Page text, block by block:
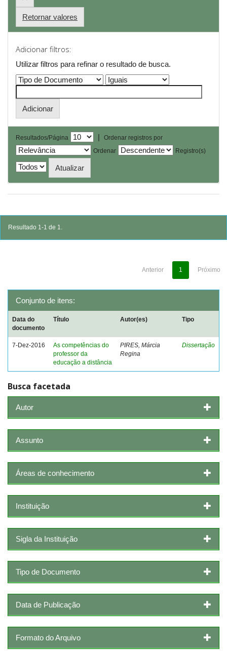
Retornar valores
Adicionar filtros:
Utilizar filtros para refinar o resultado de busca.
Resultados/Página |
Ordenar registros por
Ordenar
Registro(s)
Resultado 1-1 de 1.
Anterior 1 Próximo
Conjunto de itens:
Data do
documento
Título Autor(es) Tipo
7-Dez-2016
As competências do
professor da
educação a distância
PIRES, Márcia
Regina
Dissertação
Busca facetada
Autor
Assunto
Áreas de conhecimento
Instituição
Sigla da Instituição
Tipo de Documento
Data de Publicação
Formato do Arquivo